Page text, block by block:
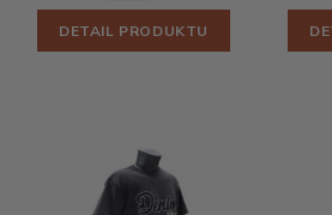
DETAIL PRODUKTU